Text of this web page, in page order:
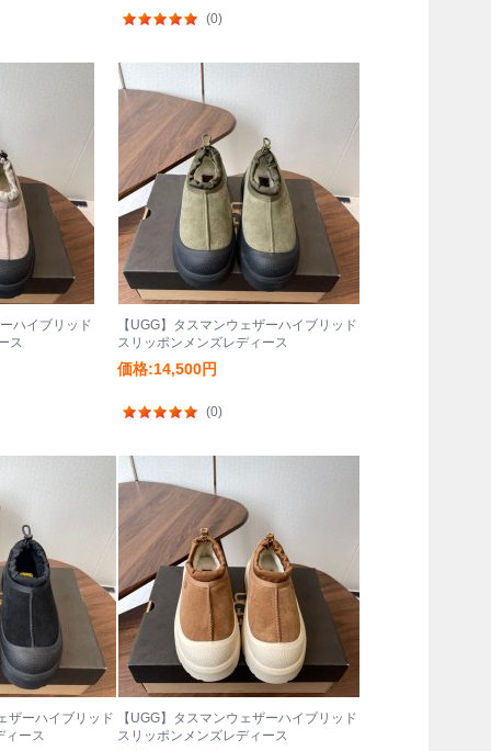
(0)
ハイブリッド
ス
【UGG】タスマンウェザーハイブリッド
スリッポンメンズレディース
価格:14,500円
(0)
ザーハイブリッド
ィース
【UGG】タスマンウェザーハイブリッド
スリッポンメンズレディース